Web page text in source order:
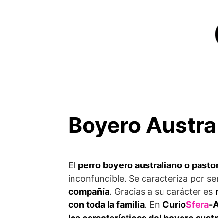
Boyero
El perro boyero australiano o
inconfundible. Se caracteriza por
compañía. Gracias a su carácter es
con toda la familia. En CurioSfera-